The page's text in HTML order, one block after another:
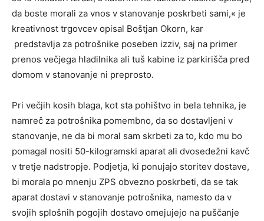
da boste morali za vnos v stanovanje poskrbeti sami,« je
kreativnost trgovcev opisal Boštjan Okorn, kar
predstavlja za potrošnike poseben izziv, saj na primer
prenos večjega hladilnika ali tuš kabine iz parkirišča pred
domom v stanovanje ni preprosto.
Pri večjih kosih blaga, kot sta pohištvo in bela tehnika, je
namreč za potrošnika pomembno, da so dostavljeni v
stanovanje, ne da bi moral sam skrbeti za to, kdo mu bo
pomagal nositi 50-kilogramski aparat ali dvosedežni kavč
v tretje nadstropje. Podjetja, ki ponujajo storitev dostave,
bi morala po mnenju ZPS obvezno poskrbeti, da se tak
aparat dostavi v stanovanje potrošnika, namesto da v
svojih splošnih pogojih dostavo omejujejo na puščanje